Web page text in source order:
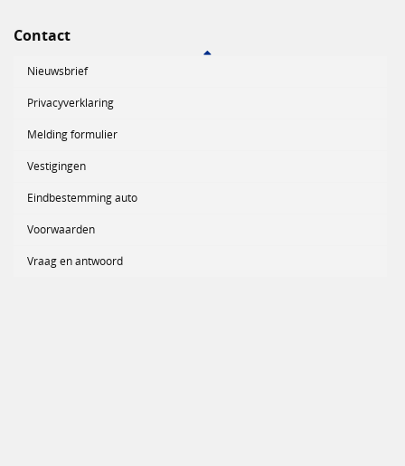
Contact
Nieuwsbrief
Privacyverklaring
Melding formulier
Vestigingen
Eindbestemming auto
Voorwaarden
Vraag en antwoord